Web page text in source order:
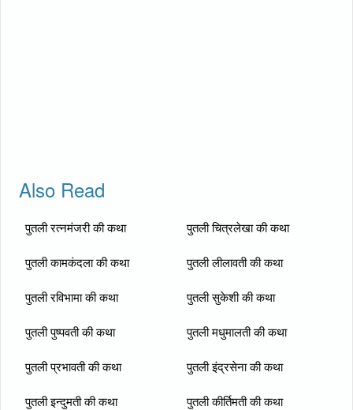
Also Read
पुतली रत्नमंजरी की कथा पुतली चित्रलेखा की कथा
पुतली कामकंदला की कथा पुतली लीलावती की कथा
पुतली रविभामा की कथा पुतली सुकेशी की कथा
पुतली पुष्पवती की कथा पुतली मधुमालती की कथा
पुतली प्रभावती की कथा पुतली इंद्रसेना की कथा
पुतली इन्दुमती की कथा पुतली कीर्तिमती की कथा